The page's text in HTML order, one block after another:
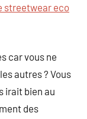
streetwear eco
car vous ne
autres ? Vous
irait bien au
des